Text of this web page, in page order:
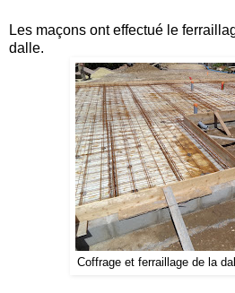
Les maçons ont effectué le
dalle.
Coffrage et ferraillage de la